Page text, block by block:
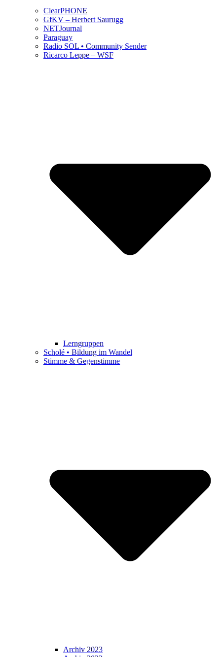
ClearPHONE
GfKV – Herbert Saurugg
NETJournal
Paraguay
Radio SOL • Community Sender
Ricarco Leppe – WSF
Lerngruppen
Scholé • Bildung im Wandel
Stimme & Gegenstimme
Archiv 2023